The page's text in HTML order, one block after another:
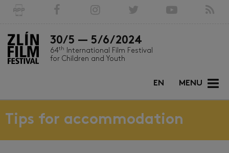
30/5 — 5/6/2024
64th International Film Festival
for Children and Youth
MENU
EN
Tips for accommodation